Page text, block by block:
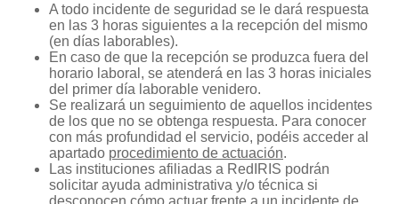
A todo incidente de seguridad se le dará respuesta
en las 3 horas siguientes a la recepción del mismo
(en días laborables).
En caso de que la recepción se produzca fuera del
horario laboral, se atenderá en las 3 horas iniciales
del primer día laborable venidero.
Se realizará un seguimiento de aquellos incidentes
de los que no se obtenga respuesta. Para conocer
con más profundidad el servicio, podéis acceder al
apartado procedimiento de actuación.
Las instituciones afiliadas a RedIRIS podrán
solicitar ayuda administrativa y/o técnica si
desconocen cómo actuar frente a un incidente de